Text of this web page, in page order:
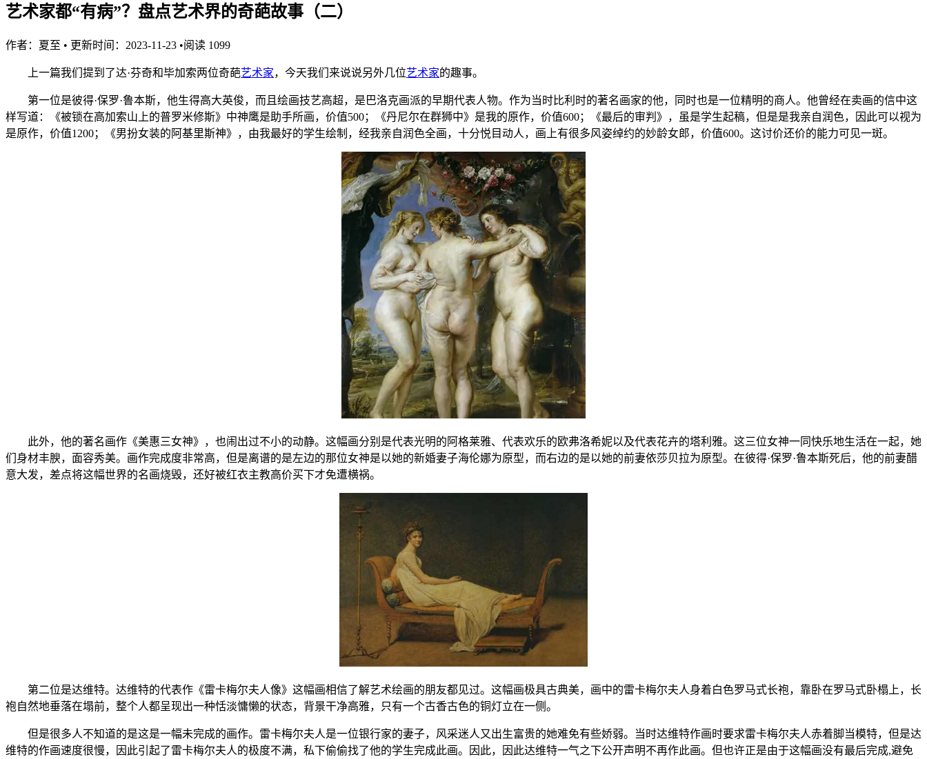
艺术家都“有病”？盘点艺术界的奇葩故事（二）
作者： 夏至 • 更新时间：2023-11-23 •阅读 1099
上一篇我们提到了达·芬奇和毕加索两位奇葩艺术家，今天我们来说说另外几位艺术家的趣事。
第一位是彼得·保罗·鲁本斯，他生得高大英俊，而且绘画技艺高超，是巴洛克画派的早期代表人物。作为当时比利时的著名画家的他，同时也是一位精明的商人。他曾经在卖画的信中这
样写道：《被锁在高加索山上的普罗米修斯》中神鹰是助手所画，价值500；《丹尼尔在群狮中》是我的原作，价值600；《最后的审判》，虽是学生起稿，但是是我亲自润色，因此可以视为
是原作，价值1200；《男扮女装的阿基里斯神》，由我最好的学生绘制，经我亲自润色全画，十分悦目动人，画上有很多风姿绰约的妙龄女郎，价值600。这讨价还价的能力可见一斑。
此外，他的著名画作《美惠三女神》，也闹出过不小的动静。这幅画分别是代表光明的阿格莱雅、代表欢乐的欧弗洛希妮以及代表花卉的塔利雅。这三位女神一同快乐地生活在一起，她
们身材丰腴，面容秀美。画作完成度非常高，但是离谱的是左边的那位女神是以她的新婚妻子海伦娜为原型，而右边的是以她的前妻依莎贝拉为原型。在彼得·保罗·鲁本斯死后，他的前妻醋
意大发，差点将这幅世界的名画烧毁，还好被红衣主教高价买下才免遭横祸。
第二位是达维特。达维特的代表作《雷卡梅尔夫人像》这幅画相信了解艺术绘画的朋友都见过。这幅画极具古典美，画中的雷卡梅尔夫人身着白色罗马式长袍，靠卧在罗马式卧榻上，长
袍自然地垂落在塌前，整个人都呈现出一种恬淡慵懒的状态，背景干净高雅，只有一个古香古色的铜灯立在一侧。
但是很多人不知道的是这是一幅未完成的画作。雷卡梅尔夫人是一位银行家的妻子，风采迷人又出生富贵的她难免有些娇弱。当时达维特作画时要求雷卡梅尔夫人赤着脚当模特，但是达
维特的作画速度很慢，因此引起了雷卡梅尔夫人的极度不满，私下偷偷找了他的学生完成此画。因此，因此达维特一气之下公开声明不再作此画。但也许正是由于这幅画没有最后完成,避免